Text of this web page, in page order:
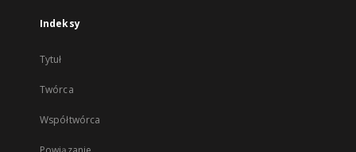
Indeksy
Tytuł
Twórca
Współtwórca